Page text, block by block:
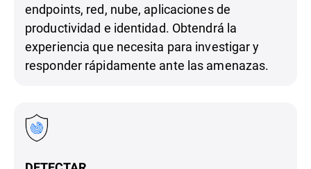
endpoints, red, nube, aplicaciones de
productividad e identidad. Obtendrá la
experiencia que necesita para investigar y
responder rápidamente ante las amenazas.